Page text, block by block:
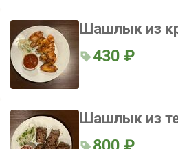
Шашлык из
430 ₽
Шашлык из